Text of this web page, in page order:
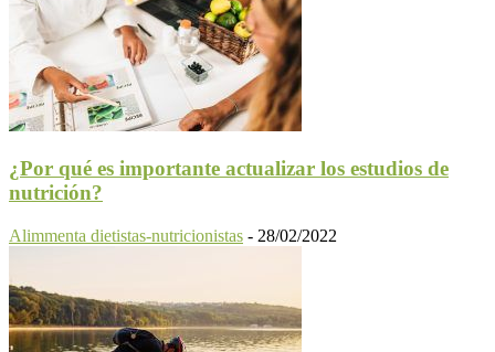
¿Por qué es importante actualizar los estudios de
nutrición?
Alimmenta dietistas-nutricionistas - 28/02/2022